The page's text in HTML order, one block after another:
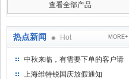
查看全部产品
热点新闻 Hot MORE+
中秋来临，有需要下单的客户请
提前下单
上海维特锐国庆放假通知